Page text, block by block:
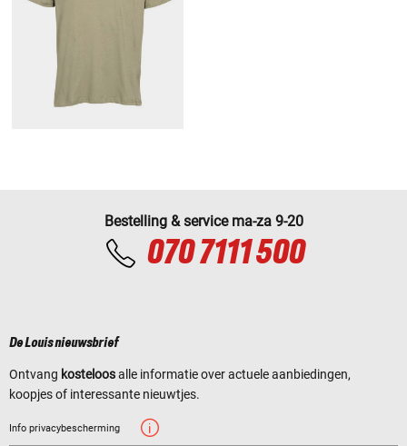
Bestelling & service ma-za 9-20
070 7111 500
De Louis nieuwsbrief
Ontvang kosteloosalle informatie over actuele aanbiedingen,
koopjes of interessante nieuwtjes.
Info privacybescherming